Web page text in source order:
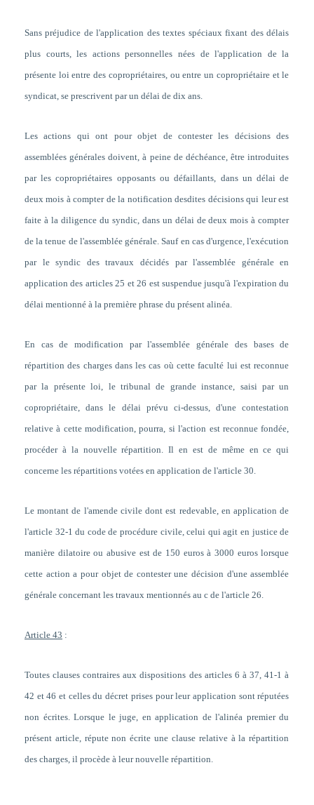
Sans préjudice de l'application des textes spéciaux fixant des délais
plus courts, les actions personnelles nées de l'application de la
présente loi entre des copropriétaires, ou entre un copropriétaire et le
syndicat, se prescrivent par un délai de dix ans.
Les actions qui ont pour objet de contester les décisions des
assemblées générales doivent, à peine de déchéance, être introduites
par les copropriétaires opposants ou défaillants, dans un délai de
deux mois à compter de la notification desdites décisions qui leur est
faite à la diligence du syndic, dans un délai de deux mois à compter
de la tenue de l'assemblée générale. Sauf en cas d'urgence, l'exécution
par le syndic des travaux décidés par l'assemblée générale en
application des articles 25 et 26 est suspendue jusqu'à l'expiration du
délai mentionné à la première phrase du présent alinéa.
En cas de modification par l'assemblée générale des bases de
répartition des charges dans les cas où cette faculté lui est reconnue
par la présente loi, le tribunal de grande instance, saisi par un
copropriétaire, dans le délai prévu ci-dessus, d'une contestation
relative à cette modification, pourra, si l'action est reconnue fondée,
procéder à la nouvelle répartition. Il en est de même en ce qui
concerne les répartitions votées en application de l'article 30.
Le montant de l'amende civile dont est redevable, en application de
l'article 32-1 du code de procédure civile, celui qui agit en justice de
manière dilatoire ou abusive est de 150 euros à 3000 euros lorsque
cette action a pour objet de contester une décision d'une assemblée
générale concernant les travaux mentionnés au c de l'article 26.
Article 43 :
Toutes clauses contraires aux dispositions des articles 6 à 37, 41-1 à
42 et 46 et celles du décret prises pour leur application sont réputées
non écrites. Lorsque le juge, en application de l'alinéa premier du
présent article, répute non écrite une clause relative à la répartition
des charges, il procède à leur nouvelle répartition.